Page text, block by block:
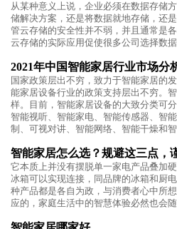
从某种意义上说，企业必须在数据存储
储解决方案，还是将数据就地存储，还
管云存储的安全性并不弱，并且通常是
云存储的实际应用促使很多公司选择数据
2021年中国智能家居行业市场分
国家政策层出不穷，致力于智能家居的
能家居设备行业的政策支持层出不穷。
样。目前，智能家居设备的大致分类可
智能视听、智能家电、智能传感器、智
制、可视对讲、智能网络、智能干燥和智
智能家居怎么选？规避这三点，
它本质上并没有摆脱单一家电产品叠加
冰箱可以实现连接，同品牌的冰箱和厨
种产品都是各自为政，与消费者心中所
应的，家庭生活中的智慧体验必然也会随